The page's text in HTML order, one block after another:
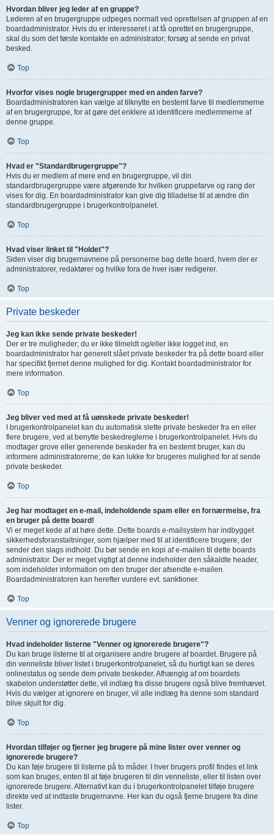
Hvordan bliver jeg leder af en gruppe?
Lederen af en brugergruppe udpeges normalt ved oprettelsen af gruppen af en
boardadministrator. Hvis du er interesseret i at få oprettet en brugergruppe,
skal du som det første kontakte en administrator; forsøg at sende en privat
besked.
Top
Hvorfor vises nogle brugergrupper med en anden farve?
Boardadministratoren kan vælge at tilknytte en bestemt farve til medlemmerne
af en brugergruppe, for at gøre det enklere at identificere medlemmerne af
denne gruppe.
Top
Hvad er "Standardbrugergruppe"?
Hvis du er medlem af mere end en brugergruppe, vil din
standardbrugergruppe være afgørende for hvilken gruppefarve og rang der
vises for dig. En boardadministrator kan give dig tilladelse til at ændre din
standardbrugergruppe i brugerkontrolpanelet.
Top
Hvad viser linket til "Holdet"?
Siden viser dig brugernavnene på personerne bag dette board, hvem der er
administratorer, redaktører og hvilke fora de hver især redigerer.
Top
Private beskeder
Jeg kan ikke sende private beskeder!
Der er tre muligheder; du er ikke tilmeldt og/eller ikke logget ind, en
boardadministrator har generelt slået private beskeder fra på dette board eller
har specifikt fjernet denne mulighed for dig. Kontakt boardadministrator for
mere information.
Top
Jeg bliver ved med at få uønskede private beskeder!
I brugerkontrolpanelet kan du automatisk slette private beskeder fra en eller
flere brugere, ved at benytte beskedreglerne i brugerkontrolpanelet. Hvis du
modtager grove eller generende beskeder fra en bestemt bruger, kan du
informere administratorerne; de kan lukke for brugeres mulighed for at sende
private beskeder.
Top
Jeg har modtaget en e-mail, indeholdende spam eller en fornærmelse, fra
en bruger på dette board!
Vi er meget kede af at høre dette. Dette boards e-mailsystem har indbygget
sikkerhedsforanstaltninger, som hjælper med til at identificere brugere, der
sender den slags indhold. Du bør sende en kopi af e-mailen til dette boards
administrator. Der er meget vigtigt at denne indeholder den såkaldte header,
som indeholder information om den bruger der afsendte e-mailen.
Boardadministratoren kan herefter vurdere evt. sanktioner.
Top
Venner og ignorerede brugere
Hvad indeholder listerne "Venner og ignorerede brugere"?
Du kan bruge listerne til at organisere andre brugere af boardet. Brugere på
din venneliste bliver listet i brugerkontrolpanelet, så du hurtigt kan se deres
onlinestatus og sende dem private beskeder. Afhængig af om boardets
skabelon understøtter dette, vil indlæg fra disse brugere også blive fremhævet.
Hvis du vælger at ignorere en bruger, vil alle indlæg fra denne som standard
blive skjult for dig.
Top
Hvordan tilføjer og fjerner jeg brugere på mine lister over venner og
ignorerede brugere?
Du kan føje brugere til listerne på to måder. I hver brugers profil findes et link
som kan bruges, enten til at føje brugeren til din venneliste, eller til listen over
ignorerede brugere. Alternativt kan du i brugerkontrolpanelet tilføje brugere
direkte ved at indtaste brugernavne. Her kan du også fjerne brugere fra dine
lister.
Top